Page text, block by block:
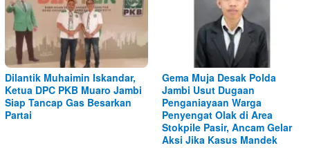
Dilantik Muhaimin Iskandar,
Ketua DPC PKB Muaro Jambi
Siap Tancap Gas Besarkan
Partai
Gema Muja Desak Polda
Jambi Usut Dugaan
Penganiayaan Warga
Penyengat Olak di Area
Stokpile Pasir, Ancam Gelar
Aksi Jika Kasus Mandek